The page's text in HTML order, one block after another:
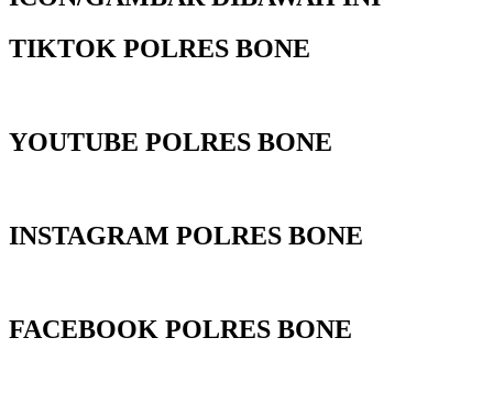
TIKTOK POLRES BONE
YOUTUBE POLRES BONE
INSTAGRAM POLRES BONE
FACEBOOK POLRES BONE